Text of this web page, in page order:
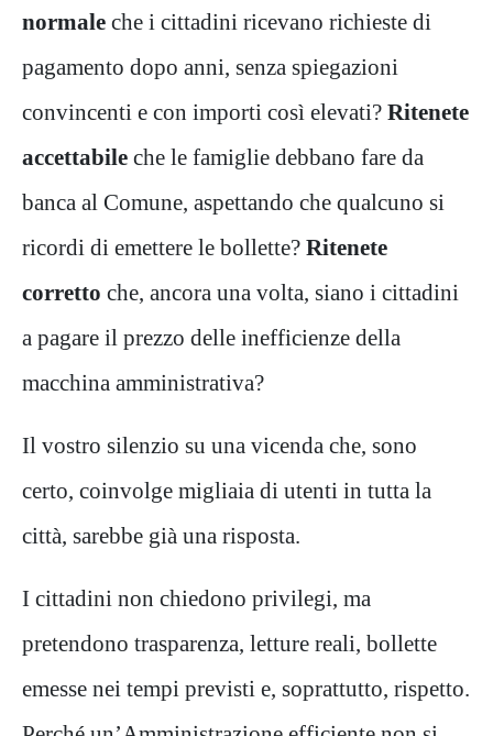
normale che i cittadini ricevano richieste di
pagamento dopo anni, senza spiegazioni
convincenti e con importi così elevati? Ritenete
accettabile che le famiglie debbano fare da
banca al Comune, aspettando che qualcuno si
ricordi di emettere le bollette? Ritenete
corretto che, ancora una volta, siano i cittadini
a pagare il prezzo delle inefficienze della
macchina amministrativa?
Il vostro silenzio su una vicenda che, sono
certo, coinvolge migliaia di utenti in tutta la
città, sarebbe già una risposta.
I cittadini non chiedono privilegi, ma
pretendono trasparenza, letture reali, bollette
emesse nei tempi previsti e, soprattutto, rispetto.